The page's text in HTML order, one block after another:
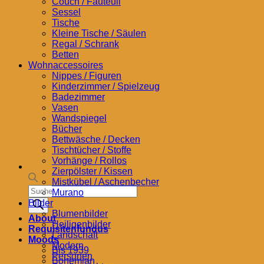
Products
search
About
Requisitenfundus
Moods
Bis 1939
Bohemian
Sessel
Tische
Kleine Tische / Säulen
Regal / Schrank
Betten
Wohnaccessoires
Nippes / Figuren
Kinderzimmer / Spielzeug
Badezimmer
Vasen
Wandspiegel
Bücher
Bettwäsche / Decken
Tischtücher / Stoffe
Vorhänge / Rollos
Zierpölster / Kissen
Mistkübel / Aschenbecher
Murano
Bilder
Blumenbilder
Heiligenbilder
Landschaft
Modern
Personen